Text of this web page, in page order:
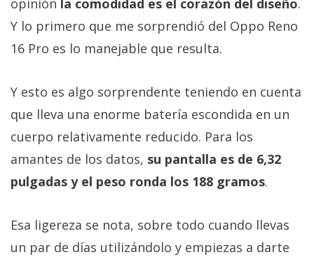
opinión la comodidad es el corazón del diseño.
Y lo primero que me sorprendió del Oppo Reno
16 Pro es lo manejable que resulta.
Y esto es algo sorprendente teniendo en cuenta
que lleva una enorme batería escondida en un
cuerpo relativamente reducido. Para los
amantes de los datos, su pantalla es de 6,32
pulgadas y el peso ronda los 188 gramos.
Esa ligereza se nota, sobre todo cuando llevas
un par de días utilizándolo y empiezas a darte